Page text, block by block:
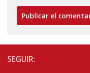
SEGUIR: